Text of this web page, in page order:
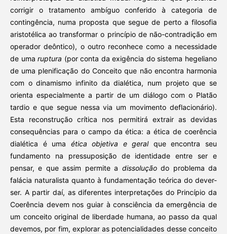
corrigir o tratamento ambíguo conferido à categoria de
contingência, numa proposta que segue de perto a filosofia
aristotélica ao transformar o princípio de não-contradição em
operador deôntico), o outro reconhece como a necessidade
de umaruptura (por conta da exigência do sistema hegeliano
de uma plenificação do Conceito que não encontra harmonia
com o dinamismo infinito da dialética, num projeto que se
orienta especialmente a partir de um diálogo com o Platão
tardio e que segue nessa via um movimento deflacionário).
Esta reconstrução crítica nos permitirá extrair as devidas
consequências para o campo da ética: a ética de coerência
dialética é uma ética objetiva e geralque encontra seu
fundamento na pressuposição de identidade entre ser e
pensar, e que assim permite a dissoluçãodo problema da
falácia naturalista quanto à fundamentação teórica do dever-
ser. A partir daí, as diferentes interpretações do Princípio da
Coerência devem nos guiar à consciência da emergência de
um conceito original de liberdade humana, ao passo da qual
devemos, por fim, explorar as potencialidades desse conceito